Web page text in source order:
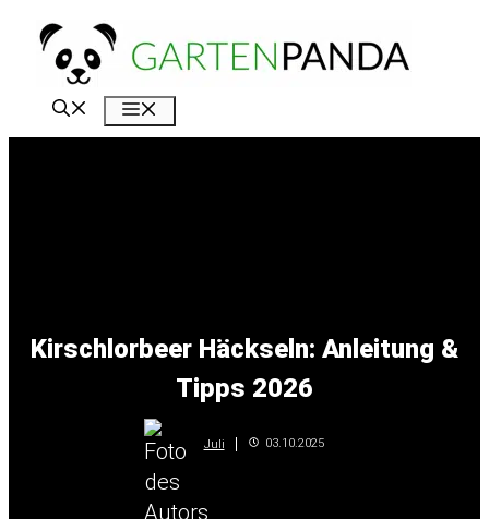
Zum
Inhalt
springen
Kirschlorbeer Häckseln: Anleitung &
Tipps 2026
Juli 03.10.2025